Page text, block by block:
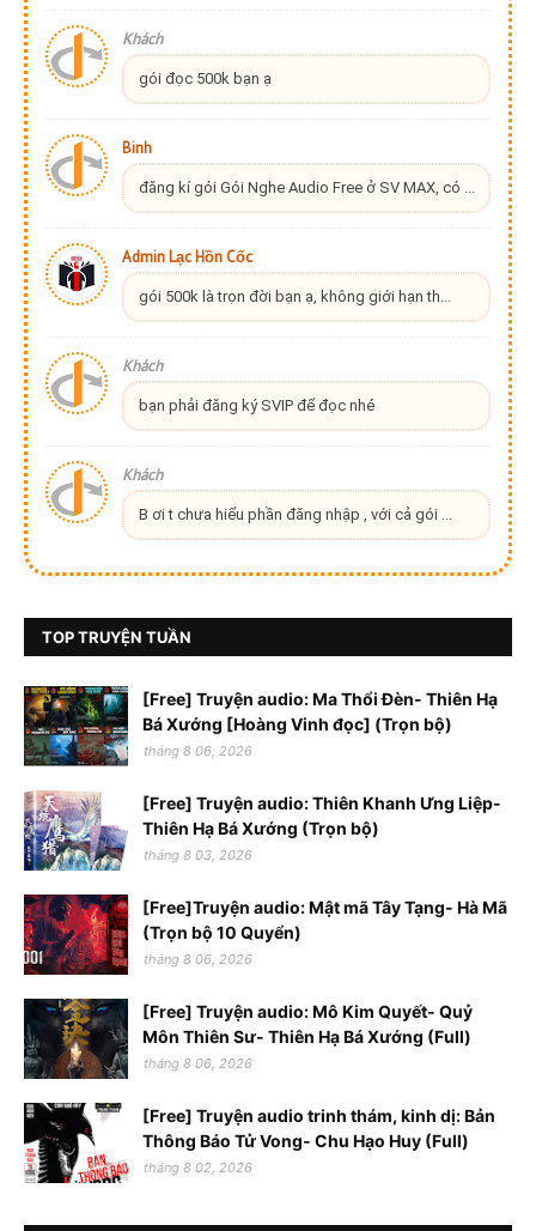
Khách
gói đọc 500k bạn ạ
Binh
đăng kí gói Gói Nghe Audio Free ở SV MAX, có ...
Admin Lạc Hồn Cốc
gói 500k là trọn đời bạn ạ, không giới hạn th...
Khách
bạn phải đăng ký SVIP để đọc nhé
Khách
B ơi t chưa hiểu phần đăng nhập , với cả gói ...
TOP TRUYỆN TUẦN
[Free] Truyện audio: Ma Thổi Đèn- Thiên Hạ
Bá Xướng [Hoàng Vinh đọc] (Trọn bộ)
tháng 8 06, 2026
[Free] Truyện audio: Thiên Khanh Ưng Liệp-
Thiên Hạ Bá Xướng (Trọn bộ)
tháng 8 03, 2026
[Free]Truyện audio: Mật mã Tây Tạng- Hà Mã
(Trọn bộ 10 Quyển)
tháng 8 06, 2026
[Free] Truyện audio: Mô Kim Quyết- Quỷ
Môn Thiên Sư- Thiên Hạ Bá Xướng (Full)
tháng 8 06, 2026
[Free] Truyện audio trinh thám, kinh dị: Bản
Thông Báo Tử Vong- Chu Hạo Huy (Full)
tháng 8 02, 2026